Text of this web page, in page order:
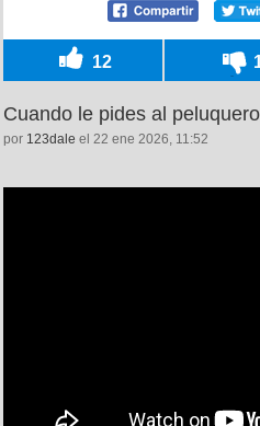
12
Cuando le pides al
por 123dale el 22 ene 2026, 11:52